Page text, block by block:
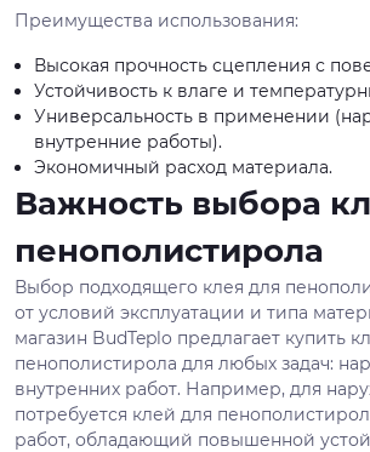
Преимущества использования:
Высокая прочность сцепления с
Устойчивость к влаге и
Универсальность в применении
внутренние работы).
Экономичный расход материала.
Важность выбора
пенополистирола
Выбор подходящего клея для
от условий эксплуатации и типа
магазин BudTeplo предлагает купить
пенополистирола для любых задач:
внутренних работ. Например, для
потребуется клей для
работ, обладающий повышенной